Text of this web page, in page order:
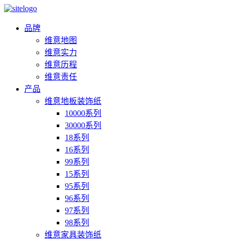
品牌
维意地图
维意实力
维意历程
维意责任
产品
维意地板装饰纸
10000系列
30000系列
18系列
16系列
99系列
15系列
95系列
96系列
97系列
98系列
维意家具装饰纸